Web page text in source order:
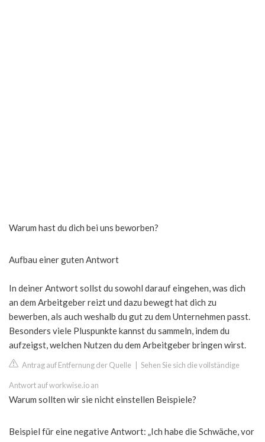
Warum hast du dich bei uns beworben?
Aufbau einer guten Antwort
In deiner Antwort sollst du sowohl darauf eingehen, was dich
an dem Arbeitgeber reizt und dazu bewegt hat dich zu
bewerben, als auch weshalb du gut zu dem Unternehmen passt.
Besonders viele Pluspunkte kannst du sammeln, indem du
aufzeigst, welchen Nutzen du dem Arbeitgeber bringen wirst.
Antrag auf Entfernung der Quelle Sehen Sie sich die vollständige
Antwort auf workwise.io an
Warum sollten wir sie nicht einstellen Beispiele?
Beispiel für eine negative Antwort: „Ich habe die Schwäche, vor